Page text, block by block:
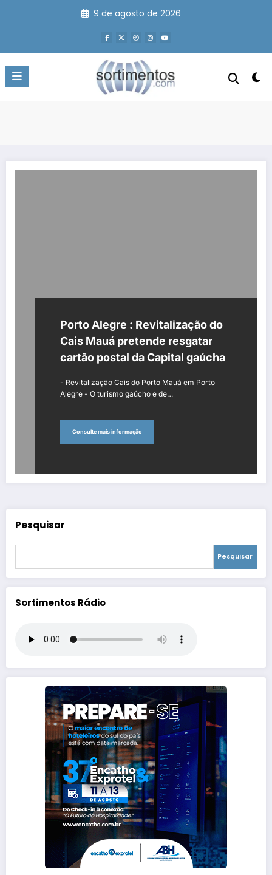
9 de agosto de 2026
Porto Alegre : Revitalização do
Cais Mauá pretende resgatar
cartão postal da Capital gaúcha
- Revitalização Cais do Porto Mauá em Porto
Alegre - O turismo gaúcho e de…
Consulte mais informação
Pesquisar
Pesquisar
Sortimentos Rádio